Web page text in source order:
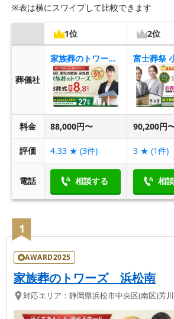
※表は横にスワイプして比較できます
1位 2位
葬儀社
家族葬のトワーズ 浜松南 富士葬祭
料金 88,000円〜 90,200円
評価 4.33 ★ (3件) 3 ★ (1件)
電話 相談する 相
1
AWARD2025
家族葬のトワーズ 浜松南
対応エリア： 静岡県浜松市中央区(南区)芳